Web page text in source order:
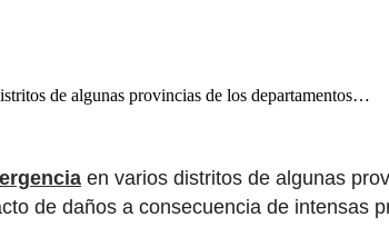
de algunas provincias de los departamentos…
en varios distritos de algunas
de daños a consecuencia de intensas